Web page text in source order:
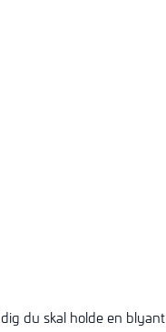
du skal holde en blyant